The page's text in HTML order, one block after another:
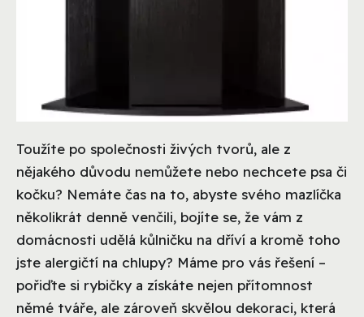
Toužíte po společnosti živých tvorů, ale z
nějakého důvodu nemůžete nebo nechcete psa či
kočku? Nemáte čas na to, abyste svého mazlíčka
několikrát denně venčili, bojíte se, že vám z
domácnosti udělá kůlničku na dříví a kromě toho
jste alergičtí na chlupy? Máme pro vás řešení –
pořiďte si rybičky a získáte nejen přítomnost
němé tváře, ale zároveň skvělou dekoraci, která